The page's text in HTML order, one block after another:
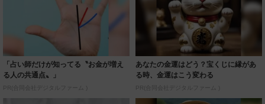
「占い師だけが知ってる〝お金が増え
る人の共通点〟」
PR(合同会社デジタルファーム )
あなたの金運はどう？宝くじに縁があ
る時、金運はこう変わる
PR(合同会社デジタルファーム )